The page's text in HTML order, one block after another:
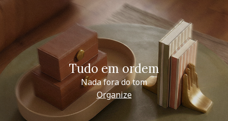
Tudo em ordem
Nada fora do tom
Organize